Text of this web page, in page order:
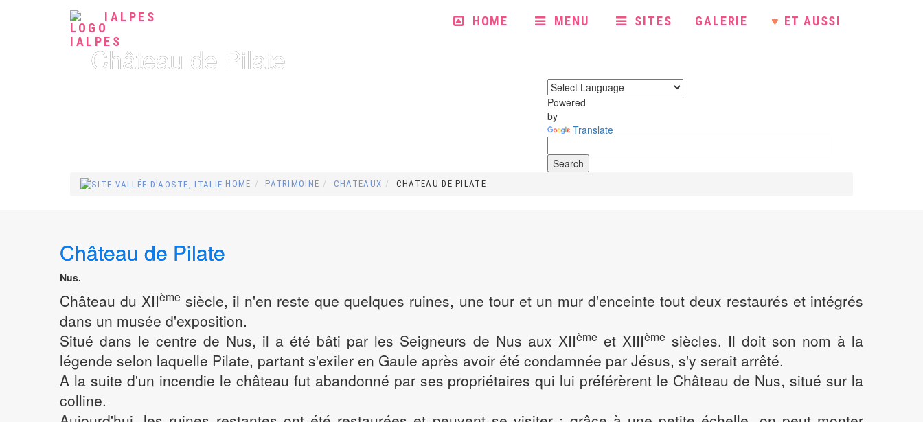
IALPES HOME MENU SITES GALERIE ♥ ET AUSSI
Château de Pilate
Powered
by
Translate
HOME PATRIMOINE CHATEAUX CHATEAU DE PILATE
Château de Pilate
Nus.
Château du XIIème siècle, il n'en reste que quelques ruines, une tour et un mur d'enceinte tout deux restaurés et intégrés
dans un musée d'exposition.
Situé dans le centre de Nus, il a été bâti par les Seigneurs de Nus aux XIIème et XIIIème siècles. Il doit son nom à la
légende selon laquelle Pilate, partant s'exiler en Gaule après avoir été condamnée par Jésus, s'y serait arrêté.
A la suite d'un incendie le château fut abandonné par ses propriétaires qui lui préférèrent le Château de Nus, situé sur la
colline.